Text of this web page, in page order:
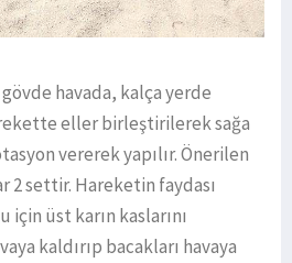
havada, kalça yerde
eller birleştirilerek sağa
vererek yapılır. Önerilen
2 settir. Hareketin faydası
üst karın kaslarını
kaldırıp bacakları havaya